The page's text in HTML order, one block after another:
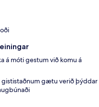
á móti gestum við komu á
gististaðnum gætu verið þýddar